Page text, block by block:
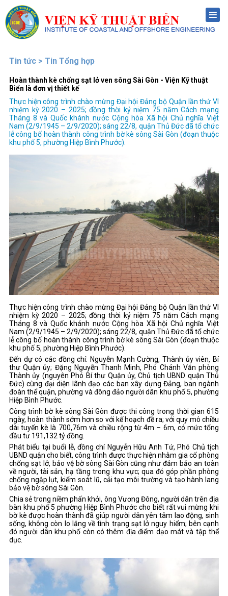
Menu
Tin tức > Tin Tổng hợp
Hoàn thành kè chống sạt lở ven sông Sài Gòn - Viện Kỹ thuật
Biển là đơn vị thiết kế
Thực hiện công trình chào mừng Đại hội Đảng bộ Quận lần thứ VI
nhiệm kỳ 2020 – 2025; đồng thời kỷ niệm 75 năm Cách mạng
Tháng 8 và Quốc khánh nước Cộng hòa Xã hội Chủ nghĩa Việt
Nam (2/9/1945 – 2/9/2020); sáng 22/8, quận Thủ Đức đã tổ chức
lễ công bố hoàn thành công trình bờ kè sông Sài Gòn (đoạn thuộc
khu phố 5, phường Hiệp Bình Phước).
Thực hiện công trình chào mừng Đại hội Đảng bộ Quận lần thứ VI
nhiệm kỳ 2020 – 2025; đồng thời kỷ niệm 75 năm Cách mạng
Tháng 8 và Quốc khánh nước Cộng hòa Xã hội Chủ nghĩa Việt
Nam (2/9/1945 – 2/9/2020); sáng 22/8, quận Thủ Đức đã tổ chức
lễ công bố hoàn thành công trình bờ kè sông Sài Gòn (đoạn thuộc
khu phố 5, phường Hiệp Bình Phước).
Đến dự có các đồng chí: Nguyễn Mạnh Cường, Thành ủy viên, Bí
thư Quận ủy; Đặng Nguyễn Thanh Minh, Phó Chánh Văn phòng
Thành ủy (nguyên Phó Bí thư Quận ủy, Chủ tịch UBND quận Thủ
Đức) cùng đại diện lãnh đạo các ban xây dựng Đảng, ban ngành
đoàn thể quận, phường và đông đảo người dân khu phố 5, phường
Hiệp Bình Phước.
Công trình bờ kè sông Sài Gòn được thi công trong thời gian 615
ngày, hoàn thành sớm hơn so với kế hoạch đề ra; với quy mô chiều
dài tuyến kè là 700,76m và chiều rộng từ 4m – 6m, có mức tổng
đầu tư 191,132 tỷ đồng.
Phát biểu tại buổi lễ, đồng chí Nguyễn Hữu Anh Tứ, Phó Chủ tịch
UBND quận cho biết, công trình được thực hiện nhằm gia cố phòng
chống sạt lở, bảo vệ bờ sông Sài Gòn cũng như đảm bảo an toàn
về người, tài sản, hạ tầng trong khu vực; qua đó góp phần phòng
chống ngập lụt, kiểm soát lũ, cải tạo môi trường và tạo hành lang
bảo vệ bờ sông Sài Gòn.
Chia sẻ trong niềm phấn khởi, ông Vương Đông, người dân trên địa
bàn khu phố 5 phường Hiệp Bình Phước cho biết rất vui mừng khi
bờ kè được hoàn thành đã giúp người dân yên tâm lao động, sinh
sống, không còn lo lắng về tình trạng sạt lở nguy hiểm; bên cạnh
đó người dân khu phố còn có thêm địa điểm dạo mát và tập thể
dục.